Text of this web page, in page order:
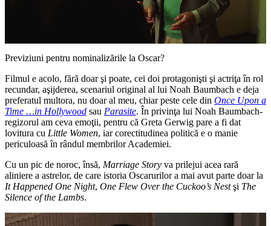
Previziuni pentru nominalizările la Oscar?
Filmul e acolo, fără doar şi poate, cei doi protagonişti şi actriţa în rol
recundar, aşijderea, scenariul original al lui Noah Baumbach e deja
preferatul multora, nu doar al meu, chiar peste cele din Once Upon a
Time …in Hollywood sau Parasite. În privinţa lui Noah Baumbach-
regizorul am ceva emoţii, pentru că Greta Gerwig pare a fi dat
lovitura cu Little Women, iar corectitudinea politică e o manie
periculoasă în rândul membrilor Academiei.
Cu un pic de noroc, însă, Marriage Story va prilejui acea rară
aliniere a astrelor, de care istoria Oscarurilor a mai avut parte doar la
It Happened One Night, One Flew Over the Cuckoo’s Nestşi The
Silence of the Lambs.